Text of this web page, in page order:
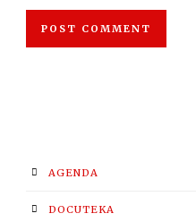
AGENDA
DOCUTEKA